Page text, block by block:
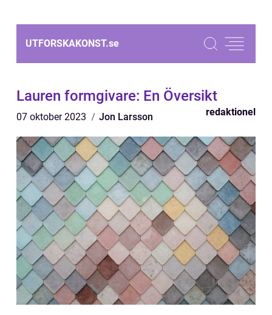
UTFORSKAKONST.se
Lauren formgivare: En Översikt
07 oktober 2023 Jon Larsson redaktionel